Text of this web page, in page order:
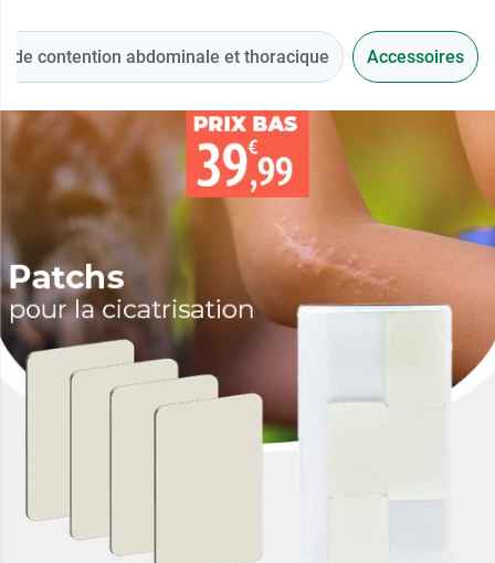
de contention abdominale et thoracique Accessoires